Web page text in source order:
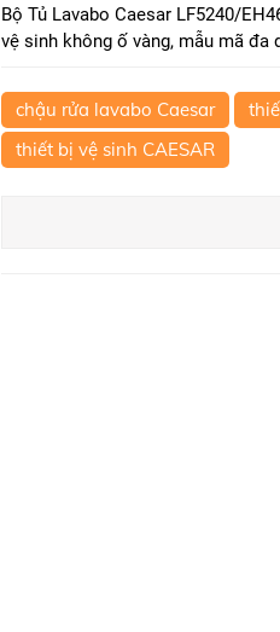
Bộ Tủ Lavabo Caesar LF5240/
vệ sinh không ố vàng, mẫu mã
chậu rửa lavabo Caesar
thiết bị vệ sinh CAESAR